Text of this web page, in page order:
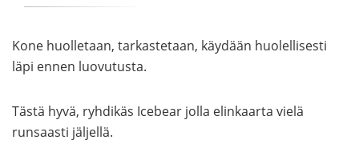
Kone huolletaan, tarkastetaan, käydään huolellisesti
läpi ennen luovutusta.
Tästä hyvä, ryhdikäs Icebear jolla elinkaarta vielä
runsaasti jäljellä.